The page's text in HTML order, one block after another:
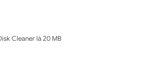
Cleaner là 20 MB